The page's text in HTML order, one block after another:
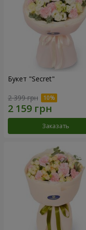
Букет "Secret"
2 399 грн
Заказать